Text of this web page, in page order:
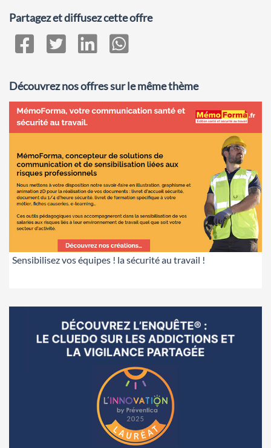
Partagez et diffusez cette offre
Découvrez nos offres sur le même thème
Sensibilisez vos équipes ! la sécurité au travail !